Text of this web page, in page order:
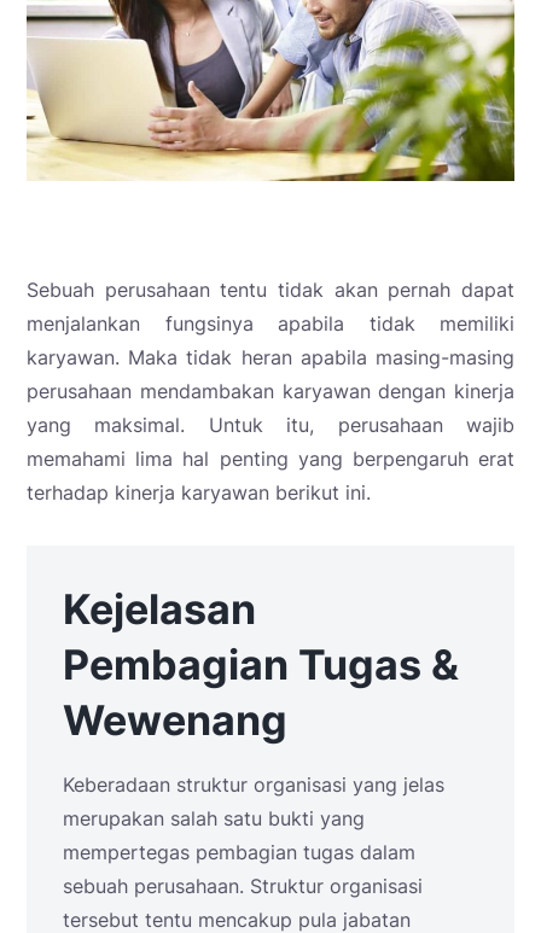
Sebuah perusahaan tentu tidak akan pernah dapat
menjalankan fungsinya apabila tidak memiliki
karyawan. Maka tidak heran apabila masing-masing
perusahaan mendambakan karyawan dengan kinerja
yang maksimal. Untuk itu, perusahaan wajib
memahami lima hal penting yang berpengaruh erat
terhadap kinerja karyawan berikut ini.
Kejelasan
Pembagian Tugas &
Wewenang
Keberadaan struktur organisasi yang jelas
merupakan salah satu bukti yang
mempertegas pembagian tugas dalam
sebuah perusahaan. Struktur organisasi
tersebut tentu mencakup pula jabatan